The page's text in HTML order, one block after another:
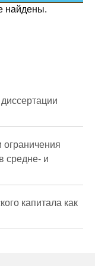
найдены.
средне- и
капитала как